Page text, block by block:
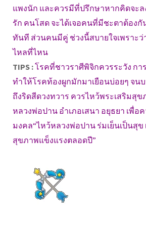
แพงนัก และควรมีที่ปรึกษาหากคิดจะล
รัก คนโสด จะได้เจอคนที่มีชะตาต้องกั
ทันที ส่วนคนมีคู่ ช่วงนี้สบายใจเพราะว่
ไหลที่ไหน
TIPS :โรคที่ชาวราศีพิจิกควรระวัง กา
ทำให้โรคท้องผูกมักมาเยือนบ่อยๆ จนบ
ถึงริดสีดวงทวาร ควรไหว้พระเสริมสุ
หลวงพ่อปาน อำเภอเสนา อยุธยา เพื่อ
มงคล“ไหว้หลวงพ่อปาน ร่มเย็นเป็นสุข
สุขภาพแข็งแรงตลอดปี”